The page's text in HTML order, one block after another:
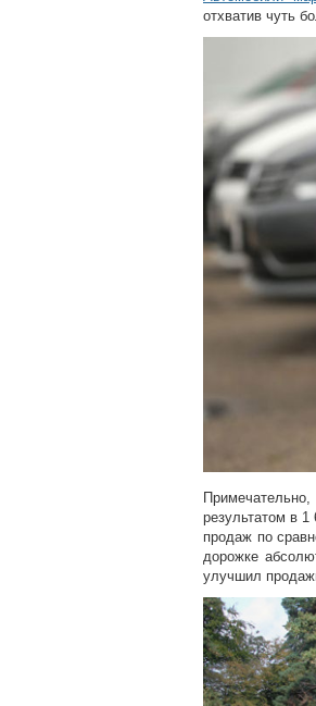
отхватив чуть
результатом в
продаж по
дорожке
улучшил